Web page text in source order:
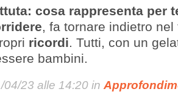
cosa rappresenta per
, fa tornare indietro
ricordi. Tutti, con un
bambini.
04/23 alle 14:20 in